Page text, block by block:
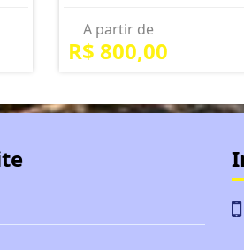
A partir de
R$ 800,00